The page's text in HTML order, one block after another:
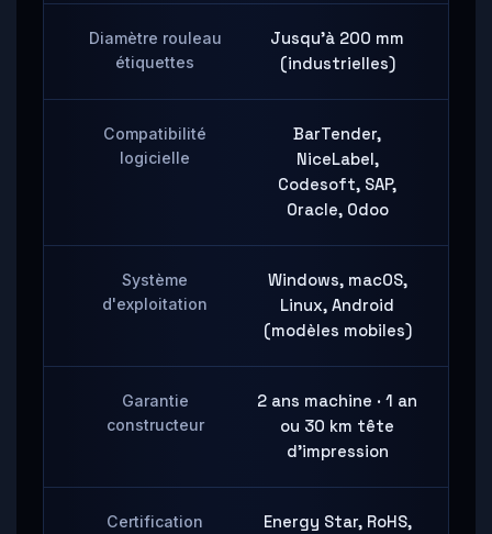
Diamètre rouleau
étiquettes
Jusqu'à 200 mm
(industrielles)
Compatibilité
logicielle
BarTender,
NiceLabel,
Codesoft, SAP,
Oracle, Odoo
Système
d'exploitation
Windows, macOS,
Linux, Android
(modèles mobiles)
Garantie
constructeur
2 ans machine · 1 an
ou 30 km tête
d'impression
Certification
Energy Star, RoHS,